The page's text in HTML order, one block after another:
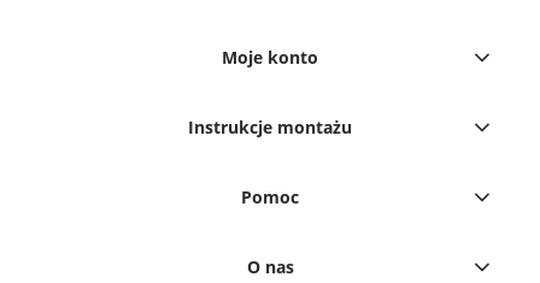
Moje konto
Instrukcje montażu
Pomoc
O nas